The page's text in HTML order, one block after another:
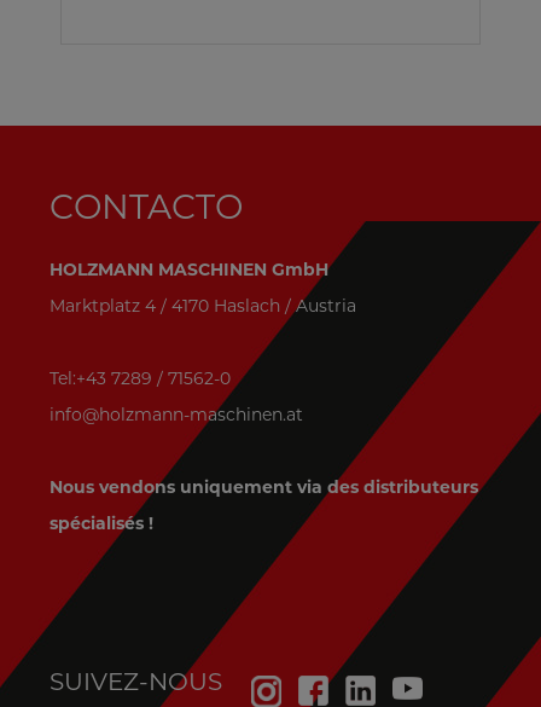
CONTACTO
HOLZMANN MASCHINEN GmbH
Marktplatz 4 / 4170 Haslach / Austria
Tel:+43 7289 / 71562-0
info@holzmann-maschinen.at
Nous vendons uniquement via des distributeurs
spécialisés !
SUIVEZ-NOUS